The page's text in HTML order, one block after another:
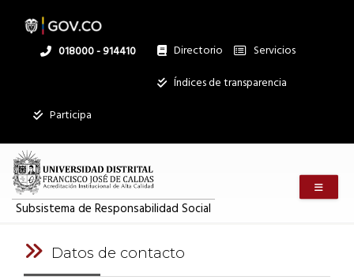
contenido
Linea
018000 - 914410 Directorio
Institucional
Servicios
Índices de transparencia
Participa
Subsistema de Responsabilidad Social
registros
Buscar:
Servicios
disponible en
esta tablaDatos de contacto